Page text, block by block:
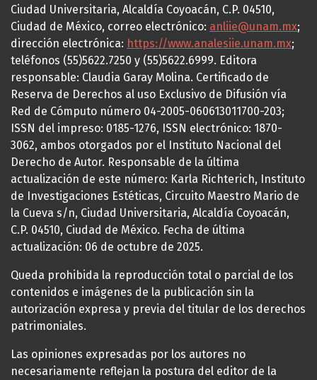
Ciudad Universitaria, Alcaldía Coyoacán, C.P. 04510,
Ciudad de México, correo electrónico: anliie@unam.mx;
dirección electrónica: https://www.analesiie.unam.mx;
teléfonos (55)5622.7250 y (55)5622.6999. Editora
responsable: Claudia Garay Molina. Certificado de
Reserva de Derechos al uso Exclusivo de Difusión vía
Red de Cómputo número 04-2005-060613011700-203;
ISSN del impreso: 0185-1276, ISSN electrónico: 1870-
3062, ambos otorgados por el Instituto Nacional del
Derecho de Autor. Responsable de la última
actualización de este número: Karla Richterich, Instituto
de Investigaciones Estéticas, Circuito Maestro Mario de
la Cueva s/n, Ciudad Universitaria, Alcaldía Coyoacán,
C.P. 04510, Ciudad de México. Fecha de última
actualización: 06 de octubre de 2025.
Queda prohibida la reproducción total o parcial de los
contenidos e imágenes de la publicación sin la
autorización expresa y previa del titular de los derechos
patrimoniales.
Las opiniones expresadas por los autores no
necesariamente reflejan la postura del editor de la